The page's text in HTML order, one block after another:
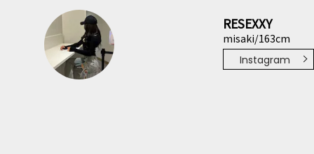
RESEXXY
misaki/163cm
Instagram